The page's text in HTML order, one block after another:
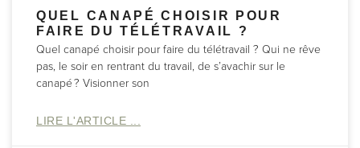
QUEL CANAPÉ CHOISIR POUR
FAIRE DU TÉLÉTRAVAIL ?
Quel canapé choisir pour faire du télétravail ? Qui ne rêve
pas, le soir en rentrant du travail, de s’avachir sur le
canapé ? Visionner son
LIRE L'ARTICLE ...